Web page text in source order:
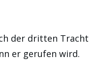
der dritten Tracht
er gerufen wird.